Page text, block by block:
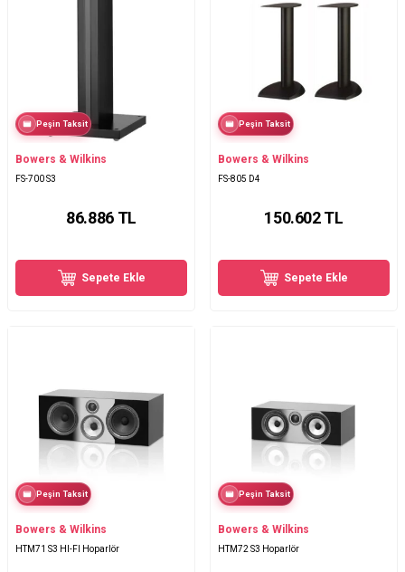
Peşin Taksit
Bowers & Wilkins
FS-700 S3
86.886TL
Sepete Ekle
Peşin Taksit
Bowers & Wilkins
FS-805 D4
150.602TL
Sepete Ekle
Peşin Taksit
Bowers & Wilkins
HTM71 S3 HI-FI Hoparlör
Peşin Taksit
Bowers & Wilkins
HTM72 S3 Hoparlör